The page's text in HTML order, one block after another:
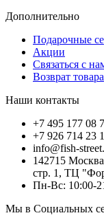
Дополнительно
Подарочные
Акции
Связаться с
Возврат товара
Наши контакты
+7 495 177 08
+7 926 714 23
info@fish-
142715
стр. 1, ТЦ
Пн-Вс: 10:00-
Мы в Социальных